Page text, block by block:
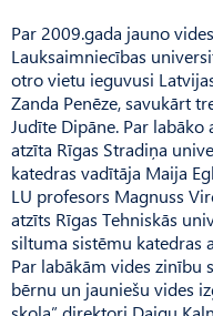
Par 2009.gada jauno
Lauksaimniecības
otro vietu ieguvusi
Zanda Penēze, savukārt
Judīte Dipāne. Par
atzīta Rīgas Stradiņa
katedras vadītāja Maija
LU profesors Magnuss
atzīts Rīgas Tehniskās
siltuma sistēmu katedras
Par labākām vides zinību
bērnu un jauniešu vides